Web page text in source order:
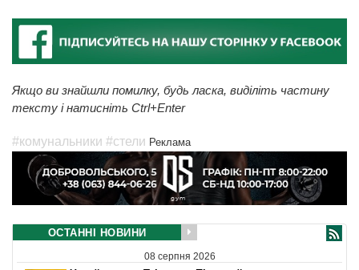
Якщо ви знайшли помилку, будь ласка, виділіть частину
тексту і натисніть Ctrl+Enter
#комунальники #стели Реклама
ОСТАННІ НОВИНИ
08 серпня 2026